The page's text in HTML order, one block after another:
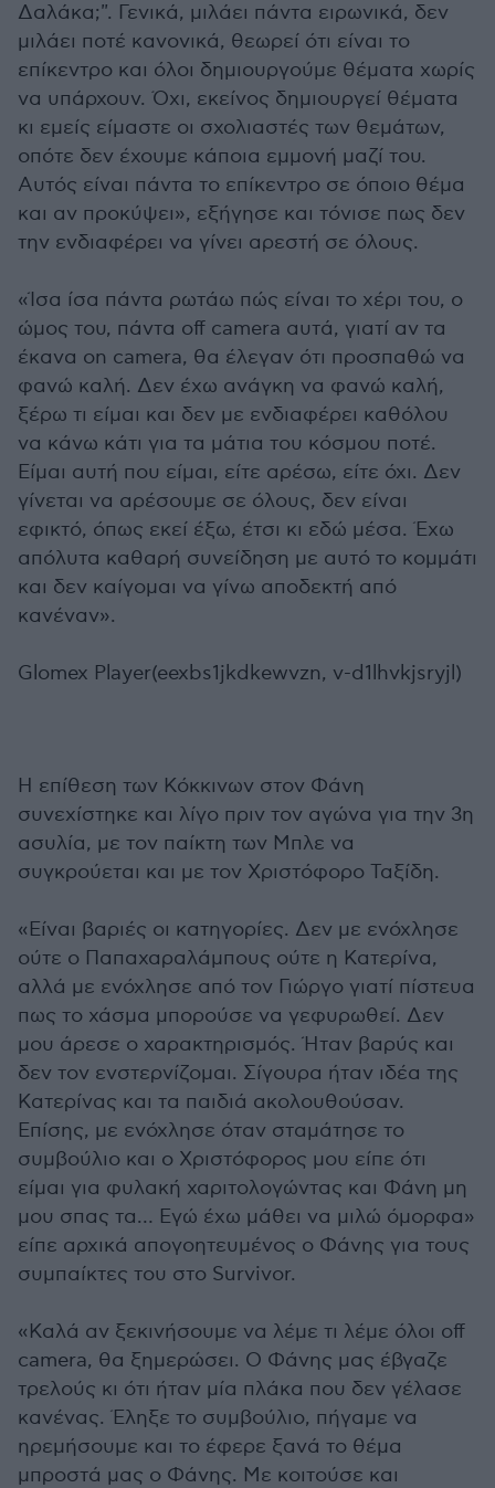
Δαλάκα;". Γενικά, μιλάει πάντα ειρωνικά, δεν
μιλάει ποτέ κανονικά, θεωρεί ότι είναι το
επίκεντρο και όλοι δημιουργούμε θέματα χωρίς
να υπάρχουν. Όχι, εκείνος δημιουργεί θέματα
κι εμείς είμαστε οι σχολιαστές των θεμάτων,
οπότε δεν έχουμε κάποια εμμονή μαζί του.
Αυτός είναι πάντα το επίκεντρο σε όποιο θέμα
και αν προκύψει», εξήγησε και τόνισε πως δεν
την ενδιαφέρει να γίνει αρεστή σε όλους.
«Ίσα ίσα πάντα ρωτάω πώς είναι το χέρι του, ο
ώμος του, πάντα off camera αυτά, γιατί αν τα
έκανα on camera, θα έλεγαν ότι προσπαθώ να
φανώ καλή. Δεν έχω ανάγκη να φανώ καλή,
ξέρω τι είμαι και δεν με ενδιαφέρει καθόλου
να κάνω κάτι για τα μάτια του κόσμου ποτέ.
Είμαι αυτή που είμαι, είτε αρέσω, είτε όχι. Δεν
γίνεται να αρέσουμε σε όλους, δεν είναι
εφικτό, όπως εκεί έξω, έτσι κι εδώ μέσα. Έχω
απόλυτα καθαρή συνείδηση με αυτό το κομμάτι
και δεν καίγομαι να γίνω αποδεκτή από
κανέναν».
Glomex Player(eexbs1jkdkewvzn, v-d1lhvkjsryjl)
Η επίθεση των Κόκκινων στον Φάνη
συνεχίστηκε και λίγο πριν τον αγώνα για την 3η
ασυλία, με τον παίκτη των Μπλε να
συγκρούεται και με τον Χριστόφορο Ταξίδη.
«Είναι βαριές οι κατηγορίες. Δεν με ενόχλησε
ούτε ο Παπαχαραλάμπους ούτε η Κατερίνα,
αλλά με ενόχλησε από τον Γιώργο γιατί πίστευα
πως το χάσμα μπορούσε να γεφυρωθεί. Δεν
μου άρεσε ο χαρακτηρισμός. Ήταν βαρύς και
δεν τον ενστερνίζομαι. Σίγουρα ήταν ιδέα της
Κατερίνας και τα παιδιά ακολουθούσαν.
Επίσης, με ενόχλησε όταν σταμάτησε το
συμβούλιο και ο Χριστόφορος μου είπε ότι
είμαι για φυλακή χαριτολογώντας και Φάνη μη
μου σπας τα… Εγώ έχω μάθει να μιλώ όμορφα»
είπε αρχικά απογοητευμένος ο Φάνης για τους
συμπαίκτες του στο Survivor.
«Καλά αν ξεκινήσουμε να λέμε τι λέμε όλοι off
camera, θα ξημερώσει. Ο Φάνης μας έβγαζε
τρελούς κι ότι ήταν μία πλάκα που δεν γέλασε
κανένας. Έληξε το συμβούλιο, πήγαμε να
ηρεμήσουμε και το έφερε ξανά το θέμα
μπροστά μας ο Φάνης. Με κοιτούσε και